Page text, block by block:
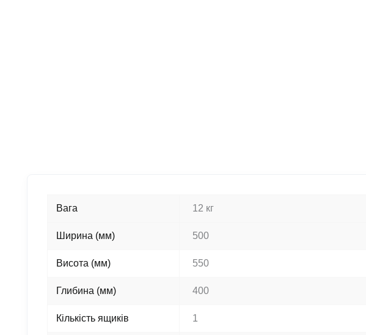
Вага 12 кг
Ширина (мм) 500
Висота (мм) 550
Глибина (мм) 400
Кількість ящиків 1